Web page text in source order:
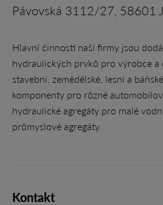
Pávovská 3112/27, 58601
Hlavní činností naší firmy jsou
hydraulických prvků pro výrobce a
stavební, zemědělské, lesní a
komponenty pro různé
hydraulické agregáty pro malé
průmyslové agregáty.
Kontakt